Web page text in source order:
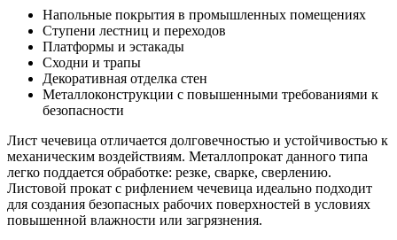
Напольные покрытия в промышленных помещениях
Ступени лестниц и переходов
Платформы и эстакады
Сходни и трапы
Декоративная отделка стен
Металлоконструкции с повышенными требованиями к
безопасности
Лист чечевица отличается долговечностью и устойчивостью к
механическим воздействиям. Металлопрокат данного типа
легко поддается обработке: резке, сварке, сверлению.
Листовой прокат с рифлением чечевица идеально подходит
для создания безопасных рабочих поверхностей в условиях
повышенной влажности или загрязнения.